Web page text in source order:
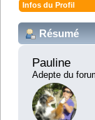
Infos du Profil
Résumé
Pauline
Adepte du